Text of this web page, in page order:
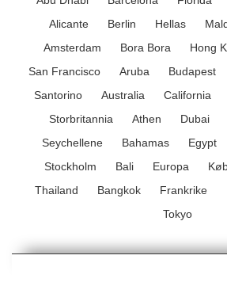
Alicante
Berlin Hellas
Amsterdam
Bora Bora Hong
San Francisco
Aruba Budapest
Santorino
Australia California
Storbritannia
Athen Dubai
Seychellene
Bahamas Egypt
Stockholm
Bali Europa
Thailand
Bangkok Frankrike
Tokyo